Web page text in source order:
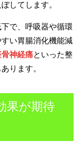
してします。
で、呼吸器や循環
い胃腸消化機能減
骨神経痛といった整
ります。
果が期待